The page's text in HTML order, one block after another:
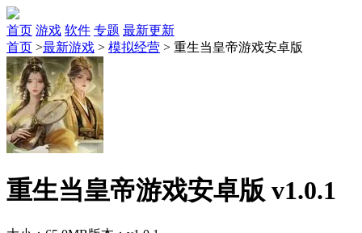
首页 游戏 软件 专题 最新更新
首页 >最新游戏 > 模拟经营 > 重生当皇帝游戏安卓版
重生当皇帝游戏安卓版 v1.0.1